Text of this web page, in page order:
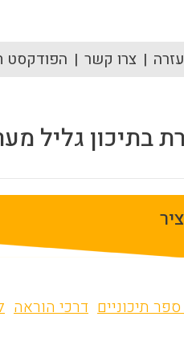
עזרה צרו קשר הפודקסט
בתיכון גליל
תיכוניים דרכי הוראה